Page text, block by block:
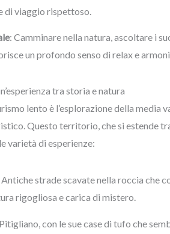
di viaggio rispettoso.
: Camminare nella natura, ascoltare i
un profondo senso di relax e
tra storia e natura
lento è l’esplorazione della media
Questo territorio, che si estende
varietà di esperienze:
Antiche strade scavate nella roccia che
rigogliosa e carica di mistero.
con le sue case di tufo che